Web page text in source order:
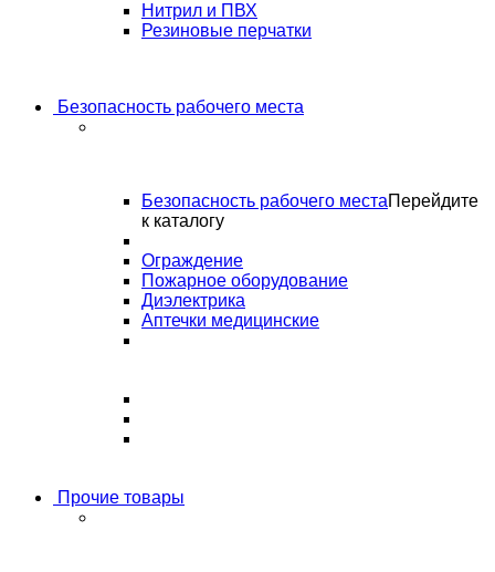
Нитрил и ПВХ
Резиновые перчатки
Безопасность рабочего места
Безопасность рабочего местаПерейдите
к каталогу
Ограждение
Пожарное оборудование
Диэлектрика
Аптечки медицинские
Прочие товары